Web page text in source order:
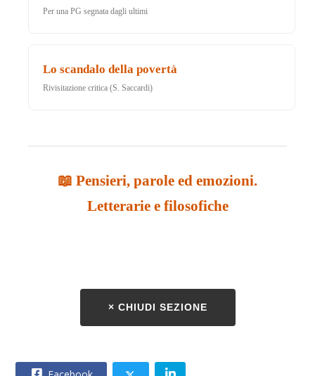
Per una PG segnata dagli ultimi
Lo scandalo della povertà
Rivisitazione critica (S. Saccardi)
📖 Pensieri, parole ed emozioni.
Letterarie e filosofiche
× CHIUDI SEZIONE